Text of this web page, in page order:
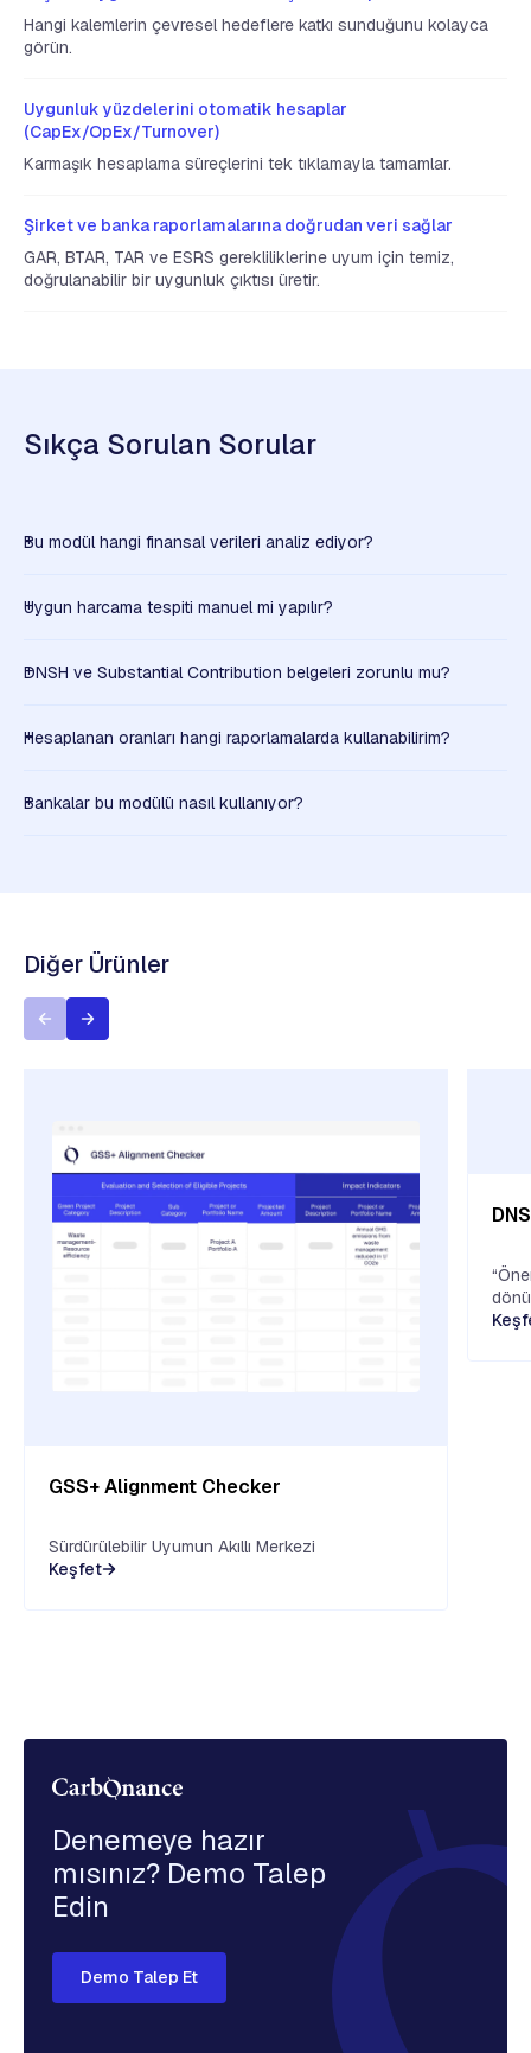
Hangi kalemlerin çevresel hedeflere katkı sunduğunu kolayca
görün.
Uygunluk yüzdelerini otomatik hesaplar
(CapEx/OpEx/Turnover)
Karmaşık hesaplama süreçlerini tek tıklamayla tamamlar.
Şirket ve banka raporlamalarına doğrudan veri sağlar
GAR, BTAR, TAR ve ESRS gerekliliklerine uyum için temiz,
doğrulanabilir bir uygunluk çıktısı üretir.
Sıkça Sorulan Sorular
Bu modül hangi finansal verileri analiz ediyor?
Uygun harcama tespiti manuel mi yapılır?
DNSH ve Substantial Contribution belgeleri zorunlu mu?
Hesaplanan oranları hangi raporlamalarda kullanabilirim?
Bankalar bu modülü nasıl kullanıyor?
Diğer Ürünler
GSS+ Alignment Checker
Sürdürülebilir Uyumun Akıllı Merkezi
Keşfet
Denemeye hazır
mısınız? Demo Talep
Edin
Demo Talep Et